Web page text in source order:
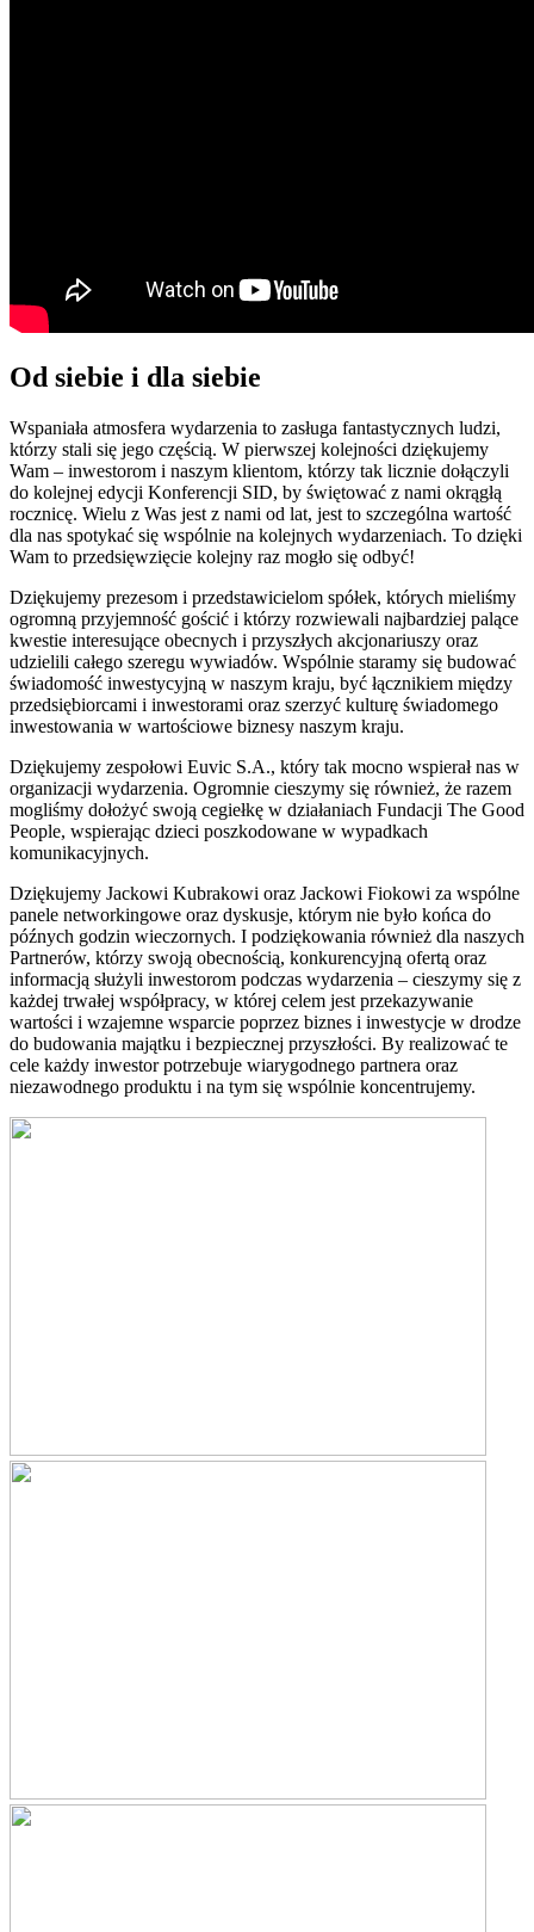
Od siebie i dla siebie
Wspaniała atmosfera wydarzenia to zasługa fantastycznych ludzi,
którzy stali się jego częścią. W pierwszej kolejności dziękujemy
Wam – inwestorom i naszym klientom, którzy tak licznie dołączyli
do kolejnej edycji Konferencji SID, by świętować z nami okrągłą
rocznicę. Wielu z Was jest z nami od lat, jest to szczególna wartość
dla nas spotykać się wspólnie na kolejnych wydarzeniach. To dzięki
Wam to przedsięwzięcie kolejny raz mogło się odbyć!
Dziękujemy prezesom i przedstawicielom spółek, których mieliśmy
ogromną przyjemność gościć i którzy rozwiewali najbardziej palące
kwestie interesujące obecnych i przyszłych akcjonariuszy oraz
udzielili całego szeregu wywiadów. Wspólnie staramy się budować
świadomość inwestycyjną w naszym kraju, być łącznikiem między
przedsiębiorcami i inwestorami oraz szerzyć kulturę świadomego
inwestowania w wartościowe biznesy naszym kraju.
Dziękujemy zespołowi Euvic S.A., który tak mocno wspierał nas w
organizacji wydarzenia. Ogromnie cieszymy się również, że razem
mogliśmy dołożyć swoją cegiełkę w działaniach Fundacji The Good
People, wspierając dzieci poszkodowane w wypadkach
komunikacyjnych.
Dziękujemy Jackowi Kubrakowi oraz Jackowi Fiokowi za wspólne
panele networkingowe oraz dyskusje, którym nie było końca do
późnych godzin wieczornych. I podziękowania również dla naszych
Partnerów, którzy swoją obecnością, konkurencyjną ofertą oraz
informacją służyli inwestorom podczas wydarzenia – cieszymy się z
każdej trwałej współpracy, w której celem jest przekazywanie
wartości i wzajemne wsparcie poprzez biznes i inwestycje w drodze
do budowania majątku i bezpiecznej przyszłości. By realizować te
cele każdy inwestor potrzebuje wiarygodnego partnera oraz
niezawodnego produktu i na tym się wspólnie koncentrujemy.